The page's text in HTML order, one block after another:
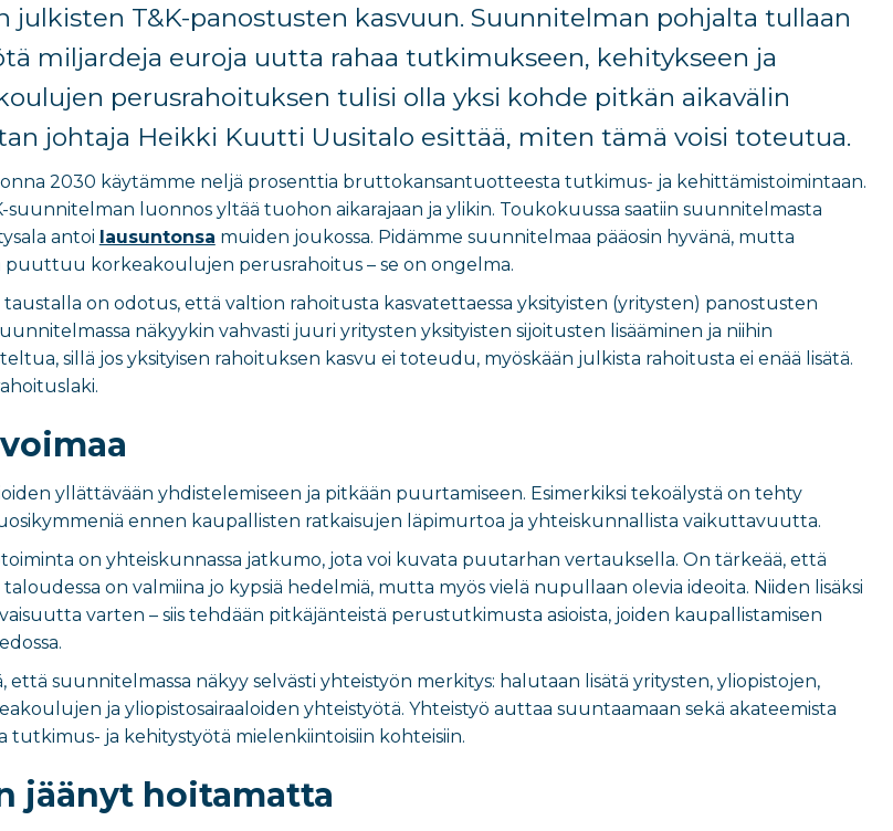
julkisten T&K-panostusten kasvuun. Suunnitelman pohjalta tullaan
miljardeja euroja uutta rahaa tutkimukseen, kehitykseen ja
perusrahoituksen tulisi olla yksi kohde pitkän aikavälin
johtaja Heikki Kuutti Uusitalo esittää, miten tämä voisi toteutua.
2030 käytämme neljä prosenttia bruttokansantuotteesta tutkimus- ja kehittämistoimintaan.
suunnitelman luonnos yltää tuohon aikarajaan ja ylikin. Toukokuussa saatiin suunnitelmasta
antoi lausuntonsa muiden joukossa. Pidämme suunnitelmaa pääosin hyvänä, mutta
korkeakoulujen perusrahoitus – se on ongelma.
on odotus, että valtion rahoitusta kasvatettaessa yksityisten (yritysten) panostusten
näkyykin vahvasti juuri yritysten yksityisten sijoitusten lisääminen ja niihin
sillä jos yksityisen rahoituksen kasvu ei toteudu, myöskään julkista rahoitusta ei enää lisätä.
yllättävään yhdistelemiseen ja pitkään puurtamiseen. Esimerkiksi tekoälystä on tehty
ennen kaupallisten ratkaisujen läpimurtoa ja yhteiskunnallista vaikuttavuutta.
on yhteiskunnassa jatkumo, jota voi kuvata puutarhan vertauksella. On tärkeää, että
taloudessa on valmiina jo kypsiä hedelmiä, mutta myös vielä nupullaan olevia ideoita. Niiden lisäksi
varten – siis tehdään pitkäjänteistä perustutkimusta asioista, joiden kaupallistamisen
että suunnitelmassa näkyy selvästi yhteistyön merkitys: halutaan lisätä yritysten, yliopistojen,
ja yliopistosairaaloiden yhteistyötä. Yhteistyö auttaa suuntaamaan sekä akateemista
ja kehitystyötä mielenkiintoisiin kohteisiin.
jäänyt hoitamatta